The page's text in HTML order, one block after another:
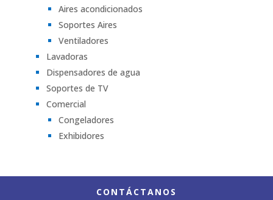
Aires acondicionados
Soportes Aires
Ventiladores
Lavadoras
Dispensadores de agua
Soportes de TV
Comercial
Congeladores
Exhibidores
CONTÁCTANOS